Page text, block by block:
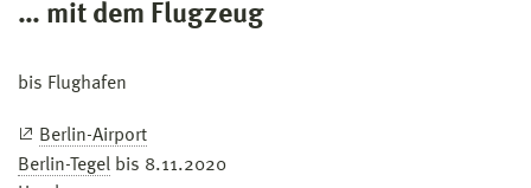
… mit dem Flugzeug
bis Flughafen
Berlin-Airport
Berlin-Tegel bis 8.11.2020